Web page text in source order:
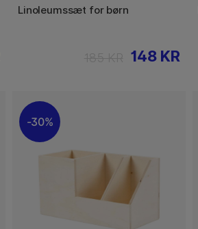
Linoleumssæt for børn
148 KR
30%